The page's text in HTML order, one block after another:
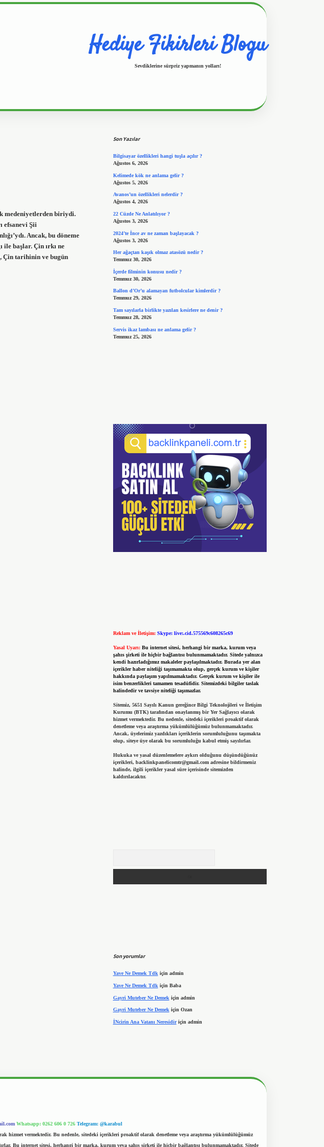
Hediye Fikirleri Blogu
Sevdiklerine sürpriz yapmanın yolları!
medeniyetlerden biriydi.
efsanevi Şii
Ancak, bu döneme
ile başlar. Çin ırkı ne
Çin tarihinin ve bugün
Son Yazılar
Bilgisayar özellikleri hangi tuşla açılır ?
Ağustos 6, 2026
Kelimede kök ne anlama gelir ?
Ağustos 5, 2026
Avanos’un özellikleri nelerdir ?
Ağustos 4, 2026
22 Cüzde Ne Anlatılıyor ?
Ağustos 3, 2026
2024’te İnce av ne zaman başlayacak ?
Ağustos 3, 2026
Her ağaçtan kaşık olmaz atasözü nedir ?
Temmuz 30, 2026
İçerde filminin konusu nedir ?
Temmuz 30, 2026
Ballon d’Or’u alamayan futbolcular kimlerdir ?
Temmuz 29, 2026
Tam sayılarla birlikte yazılan kesirlere ne denir ?
Temmuz 28, 2026
Servis ikaz lambası ne anlama gelir ?
Temmuz 25, 2026
Reklam ve İletişim: Skype: live:.cid.575569c608265c69
Yasal Uyarı: Bu internet sitesi, herhangi bir marka, kurum veya
şahıs şirketi ile hiçbir bağlantısı bulunmamaktadır. Sitede yalnızca
kendi hazırladığımız makaleler paylaşılmaktadır. Burada yer alan
içerikler haber niteliği taşımamakta olup, gerçek kurum ve kişiler
hakkında paylaşım yapılmamaktadır. Gerçek kurum ve kişiler ile
isim benzerlikleri tamamen tesadüfidir. Sitemizdeki bilgiler taslak
halindedir ve tavsiye niteliği taşımazlar.
Sitemiz, 5651 Sayılı Kanun gereğince Bilgi Teknolojileri ve İletişim
Kurumu (BTK) tarafından onaylanmış bir Yer Sağlayıcı olarak
hizmet vermektedir. Bu nedenle, sitedeki içerikleri proaktif olarak
denetleme veya araştırma yükümlülüğümüz bulunmamaktadır.
Ancak, üyelerimiz yazdıkları içeriklerin sorumluluğunu taşımakta
olup, siteye üye olarak bu sorumluluğu kabul etmiş sayılırlar.
Hukuka ve yasal düzenlemelere aykırı olduğunu düşündüğünüz
içerikleri, backlinkpanelicomtr@gmail.comadresine bildirmeniz
halinde, ilgili içerikler yasal süre içerisinde sitemizden
kaldırılacaktır.
Son yorumlar
Yave Ne Demek Tdkiçin admin
Yave Ne Demek Tdk için Baba
Gayri Muteber Ne Demek için admin
Gayri Muteber Ne Demek için Ozan
İNcirin Ana Vatanı Neresidiriçin admin
Whatsapp: 0262 606 0 726 Telegram: @karabul
hizmet vermektedir. Bu nedenle, sitedeki içerikleri proaktif olarak denetleme veya araştırma yükümlülüğümüz
Bu internet sitesi, herhangi bir marka, kurum veya şahıs şirketi ile hiçbir bağlantısı bulunmamaktadır. Sitede